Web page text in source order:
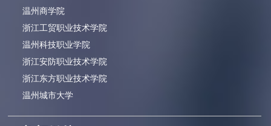
温州商学院
浙江工贸职业技术学院
温州科技职业学院
浙江安防职业技术学院
浙江东方职业技术学院
温州城市大学